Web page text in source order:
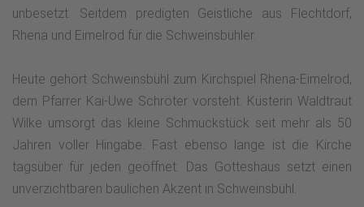
unbesetzt. Seitdem predigten Geistliche aus Flechtdorf,
Rhena und Eimelrod für die Schweinsbühler.
Heute gehört Schweinsbühl zum Kirchspiel Rhena-Eimelrod,
dem Pfarrer Kai-Uwe Schröter vorsteht. Küsterin Waldtraut
Wilke umsorgt das kleine Schmuckstück seit mehr als 50
Jahren voller Hingabe. Fast ebenso lange ist die Kirche
tagsüber für jeden geöffnet. Das Gotteshaus setzt einen
unverzichtbaren baulichen Akzent in Schweinsbühl.